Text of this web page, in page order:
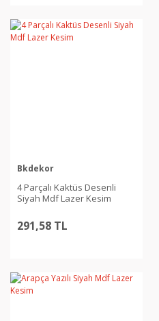
Bkdekor
4 Parçalı Kaktüs Desenli
Siyah Mdf Lazer Kesim
291,58 TL